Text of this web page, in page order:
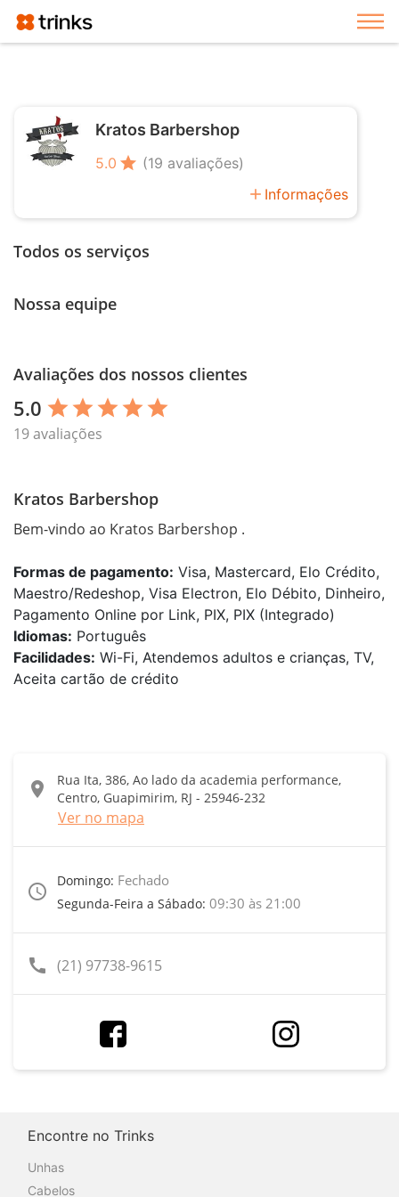
Kratos Barbershop
5.0 star (19 avaliações)
add Informações
Todos os serviços
Nossa equipe
Avaliações dos nossos clientes
5.0 star star star star star
19 avaliações
Kratos Barbershop
Bem-vindo ao Kratos Barbershop .
Formas de pagamento: Visa, Mastercard, Elo Crédito,
Maestro/Redeshop, Visa Electron, Elo Débito, Dinheiro,
Pagamento Online por Link, PIX, PIX (Integrado)
Idiomas: Português
Facilidades: Wi-Fi, Atendemos adultos e crianças, TV,
Aceita cartão de crédito
location_on
Rua Ita, 386, Ao lado da academia performance,
Centro, Guapimirim, RJ - 25946-232
Ver no mapa
access_time
Domingo: Fechado
Segunda-Feira a Sábado: 09:30 às 21:00
call (21) 97738-9615
Encontre no Trinks
Unhas
Cabelos